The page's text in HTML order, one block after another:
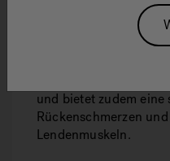
die ihr
Rotlicht-
und bietet zudem eine
Rückenschmerzen
Lendenmuskeln.